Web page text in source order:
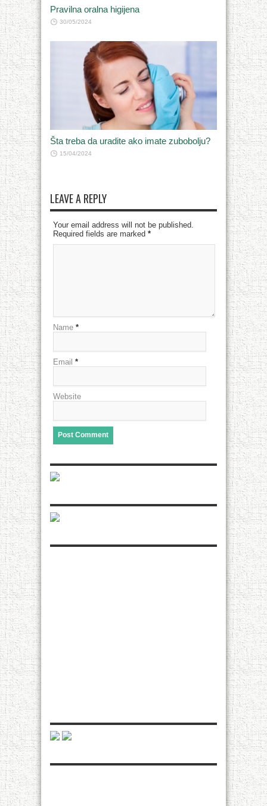
Pravilna oralna higijena
30/05/2024
Šta treba da uradite ako imate zubobolju?
15/04/2024
LEAVE A REPLY
Your email address will not be published.
Required fields are marked *
Name *
Email *
Website